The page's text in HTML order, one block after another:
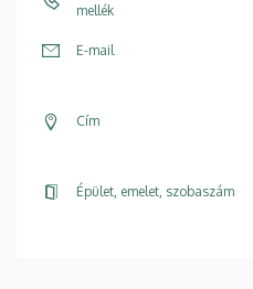
mellék
E-mail
Cím
Épület, emelet, szobaszám